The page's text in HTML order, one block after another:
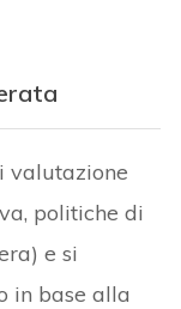
valutazione
politiche di
e si
in base alla